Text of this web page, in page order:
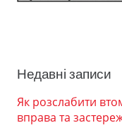
Недавні записи
Як розслабити
вправа та